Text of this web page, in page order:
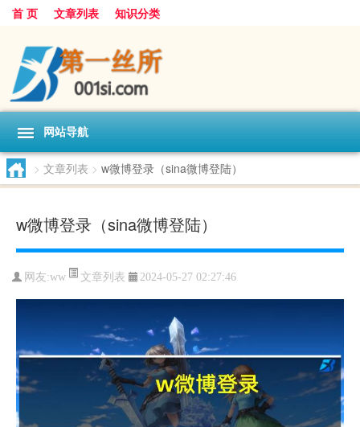
首 页 文章列表 知识分类
网站导航
> 文章列表 > w微博登录（sina微博登陆）
w微博登录（sina微博登陆）
网友:ww 文章列表 2024-05-27 02:27:46